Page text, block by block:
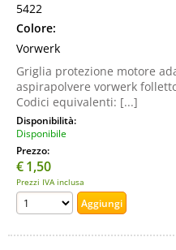
5422
Colore:
Vorwerk
Griglia protezione motore
aspirapolvere vorwerk
Codici equivalenti: [...]
Disponibilità:
Disponibile
Prezzo:
€1,50
Prezzi IVA inclusa